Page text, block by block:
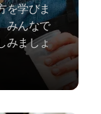
を学びま
みんなで
みましょ